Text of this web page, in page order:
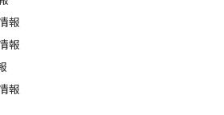
報
報
報